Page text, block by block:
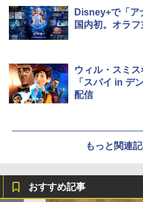
Disney+で「ア
国内初。オラ
ウィル・スミ
「スパイ in デ
配信
もっと関連
おすすめ記事